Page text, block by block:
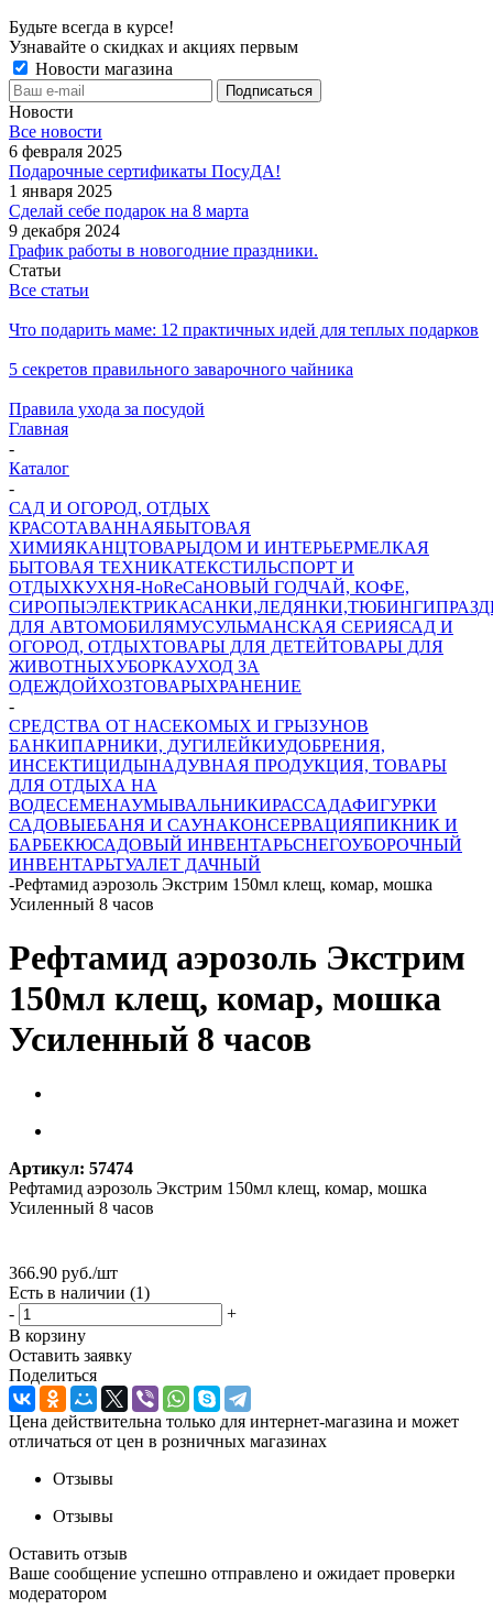
Будьте всегда в курсе!
Узнавайте о скидках и акциях первым
Новости магазина
Новости
Все новости
6 февраля 2025
Подарочные сертификаты ПосуДА!
1 января 2025
Сделай себе подарок на 8 марта
9 декабря 2024
График работы в новогодние праздники.
Статьи
Все статьи
Что подарить маме: 12 практичных идей для теплых подарков
5 секретов правильного заварочного чайника
Правила ухода за посудой
Главная
-
Каталог
-
САД И ОГОРОД, ОТДЫХ
КРАСОТАВАННАЯБЫТОВАЯ
ХИМИЯКАНЦТОВАРЫДОМ И ИНТЕРЬЕРМЕЛКАЯ
БЫТОВАЯ ТЕХНИКАТЕКСТИЛЬСПОРТ И
ОТДЫХКУХНЯ-HoReCaНОВЫЙ ГОДЧАЙ, КОФЕ,
СИРОПЫЭЛЕКТРИКАСАНКИ,ЛЕДЯНКИ,ТЮБИНГИ
ДЛЯ АВТОМОБИЛЯМУСУЛЬМАНСКАЯ СЕРИЯСАД И
ОГОРОД, ОТДЫХТОВАРЫ ДЛЯ ДЕТЕЙТОВАРЫ ДЛЯ
ЖИВОТНЫХУБОРКАУХОД ЗА
ОДЕЖДОЙХОЗТОВАРЫХРАНЕНИЕ
-
СРЕДСТВА ОТ НАСЕКОМЫХ И ГРЫЗУНОВ
БАНКИПАРНИКИ, ДУГИЛЕЙКИУДОБРЕНИЯ,
ИНСЕКТИЦИДЫНАДУВНАЯ ПРОДУКЦИЯ, ТОВАРЫ
ДЛЯ ОТДЫХА НА
ВОДЕСЕМЕНАУМЫВАЛЬНИКИРАССАДАФИГУРКИ
САДОВЫЕБАНЯ И САУНАКОНСЕРВАЦИЯПИКНИК И
БАРБЕКЮСАДОВЫЙ ИНВЕНТАРЬСНЕГОУБОРОЧНЫЙ
ИНВЕНТАРЬТУАЛЕТ ДАЧНЫЙ
-Рефтамид аэрозоль Экстрим 150мл клещ, комар, мошка
Усиленный 8 часов
Рефтамид аэрозоль Экстрим
150мл клещ, комар, мошка
Усиленный 8 часов
Артикул: 57474
Рефтамид аэрозоль Экстрим 150мл клещ, комар, мошка
Усиленный 8 часов
366.90 руб./шт
Есть в наличии (1)
-
+
В корзину
Оставить заявку
Поделиться
Цена действительна только для интернет-магазина и может
отличаться от цен в розничных магазинах
Отзывы
Отзывы
Оставить отзыв
Ваше сообщение успешно отправлено и ожидает проверки
модератором